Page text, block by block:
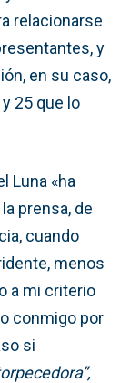
relacionarse
y
en su caso,
25 que lo
Luna «ha
prensa, de
cuando
menos
a mi criterio
conmigo por
si